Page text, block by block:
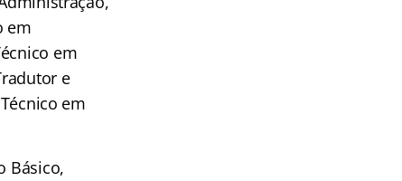
em
em
e
em
Básico,